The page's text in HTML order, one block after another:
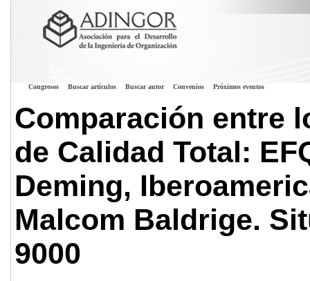
Congresos Buscar artículos Buscar autor Convenios Próximos eventos
Comparación entre
de Calidad Total:
Deming,
Malcom Baldrige.
9000